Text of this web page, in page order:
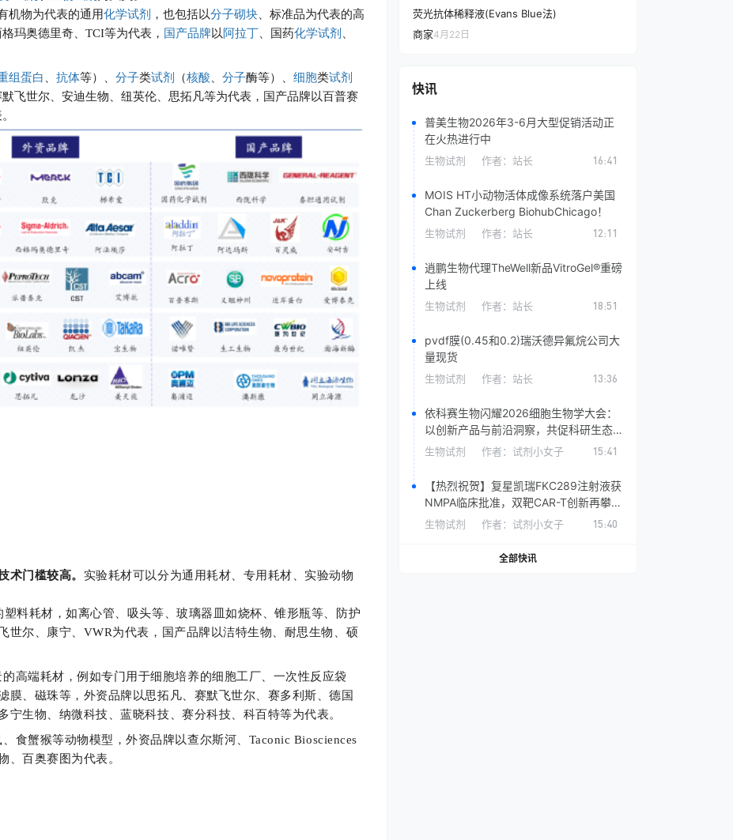
机物为代表的通用化学试剂 ，也包括以分子砌块、标准品为代表的高
格玛奥德里奇、TCI等为代表， 国产品牌以阿拉丁、国药化学试剂 、
组蛋白 、 抗体等）、 分子类试剂 （核酸、 分子酶等）、 细胞类试剂
飞世尔、安迪生物、纽英伦、思拓凡等为代表，国产品牌以百普赛
术门槛较高。 实验耗材可以分为通用耗材、专用耗材、实验动物
料耗材，如离心管、吸头等、玻璃器皿如烧杯、锥形瓶等、防护
世尔、康宁、VWR为代表，国产品牌以洁特生物、耐思生物、硕
高端耗材，例如专门用于细胞培养的细胞工厂、一次性反应袋
膜、磁珠等，外资品牌以思拓凡、赛默飞世尔、赛多利斯、德国
宁生物、纳微科技、蓝晓科技、赛分科技、科百特等为代表。
食蟹猴等动物模型，外资品牌以查尔斯河、Taconic Biosciences
、百奥赛图为代表。
荧光抗体稀释液(Evans Blue法)
商家4月22日
快讯
普美生物2026年3-6月大型促销活动正
在火热进行中
生物试剂 作者： 站长 16:41
MOIS HT小动物活体成像系统落户美国
Chan Zuckerberg BiohubChicago！
生物试剂 作者： 站长 12:11
逍鹏生物代理TheWell新品VitroGel®重磅
上线
生物试剂 作者： 站长 18:51
pvdf膜(0.45和0.2)​瑞沃德异氟烷公司大
量现货
生物试剂 作者： 站长 13:36
依科赛生物闪耀2026细胞生物学大会：
以创新产品与前沿洞察，共促科研生态发
展
生物试剂 作者： 试剂小女子 15:41
【热烈祝贺】复星凯瑞FKC289注射液获
NMPA临床批准，双靶CAR-T创新再攀高
峰！
生物试剂 作者： 试剂小女子 15:40
全部快讯